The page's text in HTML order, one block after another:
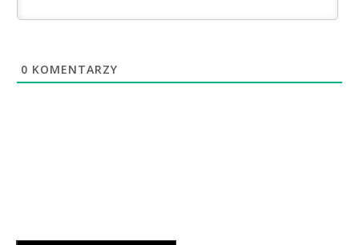
0 KOMENTARZY